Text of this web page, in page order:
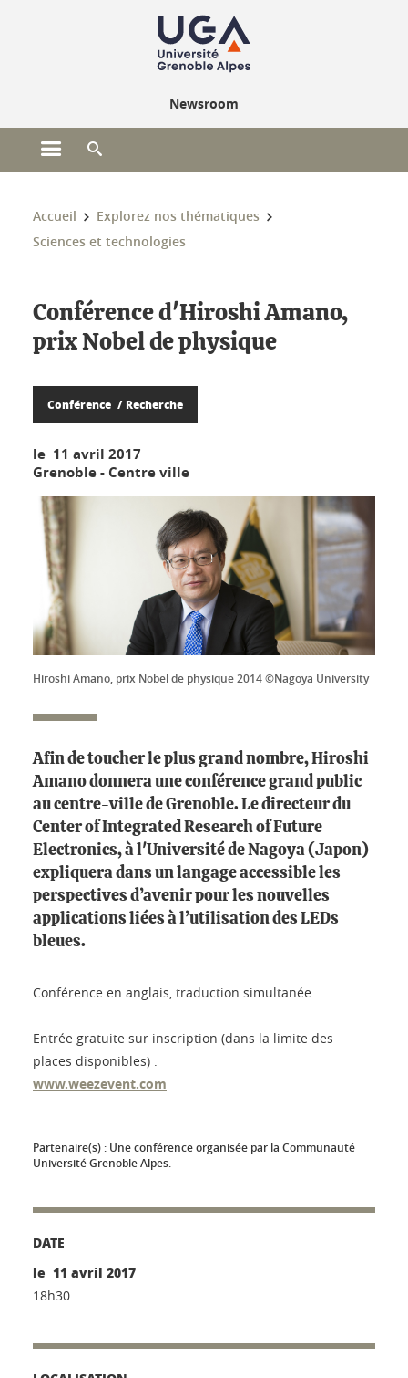
Newsroom
Ouvrir le menu principal
Vous êtes ici :
Accueil
Explorez nos thématiques
Sciences et technologies
Conférence d'Hiroshi Amano,
prix Nobel de physique
Conférence Recherche
le 11 avril 2017
Grenoble - Centre ville
Hiroshi Amano, prix Nobel de physique 2014 ©Nagoya University
Afin de toucher le plus grand nombre, Hiroshi
Amano donnera une conférence grand public
au centre-ville de Grenoble. Le directeur du
Center of Integrated Research of Future
Electronics, à l'Université de Nagoya (Japon)
expliquera dans un langage accessible les
perspectives d’avenir pour les nouvelles
applications liées à l’utilisation des LEDs
bleues.
Conférence en anglais, traduction simultanée.
Entrée gratuite sur inscription (dans la limite des
places disponibles) :
www.weezevent.com
Partenaire(s) : Une conférence organisée par la Communauté
Université Grenoble Alpes.
DATE
le 11 avril 2017
18h30